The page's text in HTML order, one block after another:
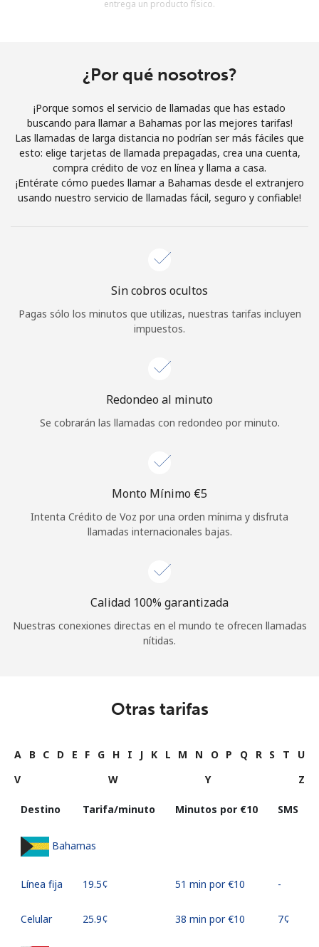
Al abrir una cuenta en este sitio web, estoy de acuerdo con
Únete
¡Hola!
Inicia sesión o REGÍSTRATE →
¿Olvidaste tu contraseña? →
Iniciar Sesión
entrega un producto físico.
¿Por qué nosotros?
¡Porque somos el servicio de llamadas que has estado
buscando para llamar a Bahamas por las mejores tarifas!
Las llamadas de larga distancia no podrían ser más fáciles que
esto: elige tarjetas de llamada prepagadas, crea una cuenta,
compra crédito de voz en línea y llama a casa.
¡Entérate cómo puedes llamar a Bahamas desde el extranjero
usando nuestro servicio de llamadas fácil, seguro y confiable!
Sin cobros ocultos
Pagas sólo los minutos que utilizas, nuestras tarifas incluyen
impuestos.
Redondeo al minuto
Se cobrarán las llamadas con redondeo por minuto.
Monto Mínimo ⁦€5⁩
Intenta Crédito de Voz por una orden mínima y disfruta
llamadas internacionales bajas.
Calidad 100% garantizada
Nuestras conexiones directas en el mundo te ofrecen llamadas
nítidas.
Otras tarifas
A B C D E F G H I J K L M N O P Q R S T
U
V
W Y Z
Destino Tarifa/minuto Minutos por ⁦€10⁩ SMS
Bahamas
Línea fija ⁦19.5¢⁩ 51 min por ⁦€10⁩ -
Celular ⁦25.9¢⁩ 38 min por ⁦€10⁩ ⁦7¢⁩